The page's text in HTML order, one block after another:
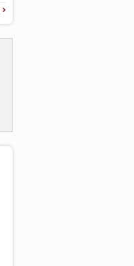
2025”